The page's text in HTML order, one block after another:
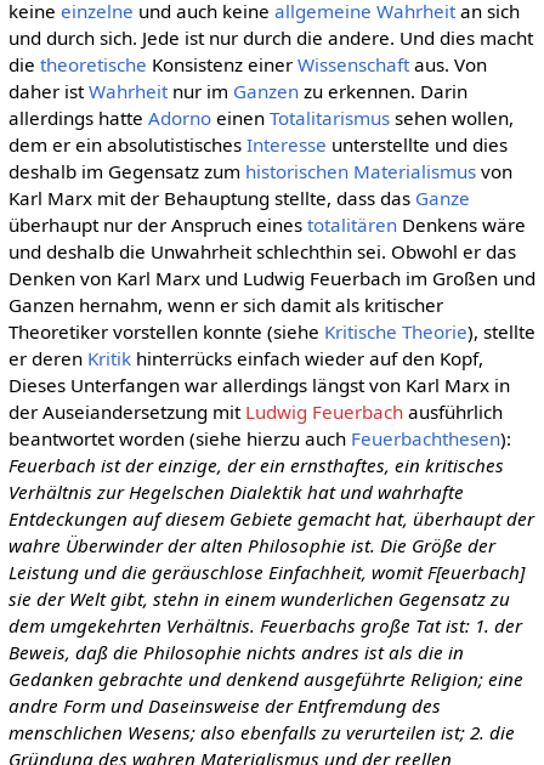
keine einzelne und auch keine allgemeine Wahrheitan sich
und durch sich. Jede ist nur durch die andere. Und dies macht
die theoretische Konsistenz einer Wissenschaftaus. Von
daher istWahrheitnur im Ganzenzu erkennen. Darin
allerdings hatte Adornoeinen Totalitarismussehen wollen,
dem er ein absolutistisches Interesse unterstellte und dies
deshalb im Gegensatz zum historischen Materialismusvon
Karl Marx mit der Behauptung stellte, dass das Ganze
überhaupt nur der Anspruch eines totalitärenDenkens wäre
und deshalb die Unwahrheit schlechthin sei. Obwohl er das
Denken von Karl Marx und Ludwig Feuerbach im Großen und
Ganzen hernahm, wenn er sich damit als kritischer
Theoretiker vorstellen konnte (siehe Kritische Theorie), stellte
er deren Kritikhinterrücks einfach wieder auf den Kopf,
Dieses Unterfangen war allerdings längst von Karl Marx in
der Auseiandersetzung mit Ludwig Feuerbachausführlich
beantwortet worden (siehe hierzu auch Feuerbachthesen):
Feuerbach ist der einzige, der ein ernsthaftes, ein kritisches
Verhältnis zur Hegelschen Dialektik hat und wahrhafte
Entdeckungen auf diesem Gebiete gemacht hat, überhaupt der
wahre Überwinder der alten Philosophie ist. Die Größe der
Leistung und die geräuschlose Einfachheit, womit F[euerbach]
sie der Welt gibt, stehn in einem wunderlichen Gegensatz zu
dem umgekehrten Verhältnis. Feuerbachs große Tat ist: 1. der
Beweis, daß die Philosophie nichts andres ist als die in
Gedanken gebrachte und denkend ausgeführte Religion; eine
andre Form und Daseinsweise der Entfremdung des
menschlichen Wesens; also ebenfalls zu verurteilen ist; 2. die
Gründung des wahren Materialismus und der reellen